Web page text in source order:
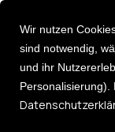
Über uns
Deutsch [DE]
English [EN]
Recruiting
Bewerber
Wir nutzen
sind notwendig,
und ihr